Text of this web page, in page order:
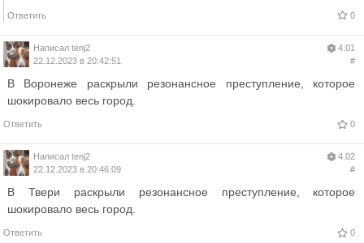
Ответить 0
Написал tenj2
22.12.2023 в 20:42:51
4.01
#
В Воронеже раскрыли резонансное преступление, которое
шокировало весь город.
Ответить 0
Написал tenj2
22.12.2023 в 20:46:09
4.02
#
В Твери раскрыли резонансное преступление, которое
шокировало весь город.
Ответить 0